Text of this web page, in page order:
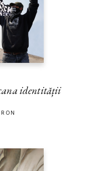
identității